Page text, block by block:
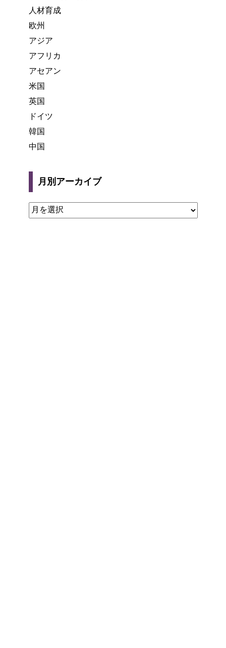
人材育成
欧州
アジア
アフリカ
アセアン
米国
英国
ドイツ
韓国
中国
月別アーカイブ